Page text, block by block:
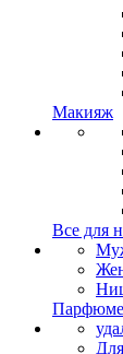
Макияж
Все для